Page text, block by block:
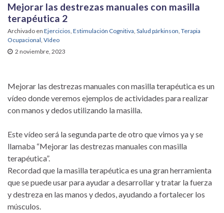
Mejorar las destrezas manuales con masilla
terapéutica 2
Archivado en Ejercicios, Estimulación Cognitiva, Salud párkinson, Terapia
Ocupacional, Vídeo
2 noviembre, 2023
Mejorar las destrezas manuales con masilla terapéutica es un
vídeo donde veremos ejemplos de actividades para realizar
con manos y dedos utilizando la masilla.
Este vídeo será la segunda parte de otro que vimos ya y se
llamaba “Mejorar las destrezas manuales con masilla
terapéutica”.
Recordad que la masilla terapéutica es una gran herramienta
que se puede usar para ayudar a desarrollar y tratar la fuerza
y destreza en las manos y dedos, ayudando a fortalecer los
músculos.